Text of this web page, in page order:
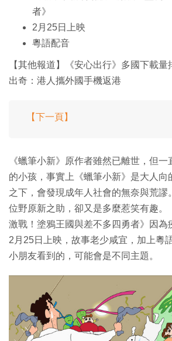
者》
2月25日上映
粵語配音
【其他報道】《安心出行》多國下載
出奇：港人攜外國手機返港
【下一頁】
《蠟筆小新》原作者雖然已離世，但
的小孩，事實上《蠟筆小新》是大人向
之下，會發現成年人社會的無奈與荒謬
位野原新之助，卻又是多麼惹笑有趣。
激戰！塗鴉王國與差不多四勇者》因為
2月25日上映，故事老少咸宜，加上粵
小朋友看到的，可能會是不同主題。